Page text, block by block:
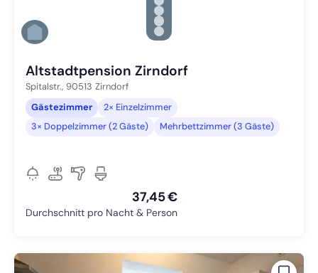
Zu Slide 3 wechseln
Zu Slide 4 wechseln
Zu Slide 5 wechseln
Zu Slide 6 wechseln
Altstadtpension Zirndorf
Spitalstr., 90513 Zirndorf
Gästezimmer
2× Einzelzimmer
3× Doppelzimmer (2 Gäste)
Mehrbettzimmer (3 Gäste)
37,45 €
Durchschnitt pro Nacht & Person